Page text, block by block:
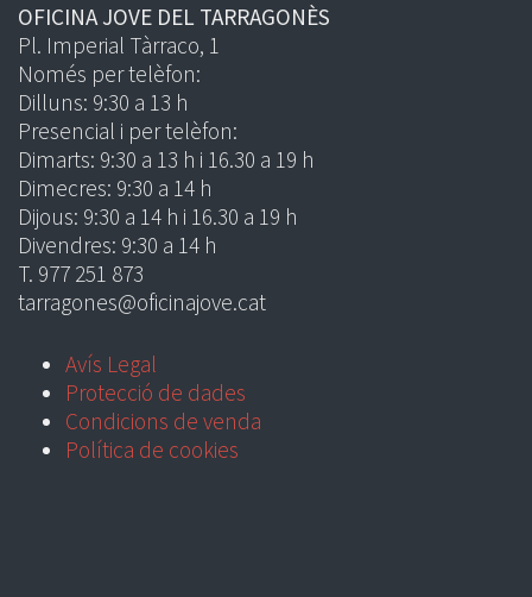
OFICINA JOVE DEL TARRAGONÈS
Pl. Imperial Tàrraco, 1
Només per telèfon:
Dilluns: 9:30 a 13 h
Presencial i per telèfon:
Dimarts: 9:30 a 13 h i 16.30 a 19 h
Dimecres: 9:30 a 14 h
Dijous: 9:30 a 14 h i 16.30 a 19 h
Divendres: 9:30 a 14 h
T. 977 251 873
tarragones@oficinajove.cat
Avís Legal
Protecció de dades
Condicions de venda
Política de cookies